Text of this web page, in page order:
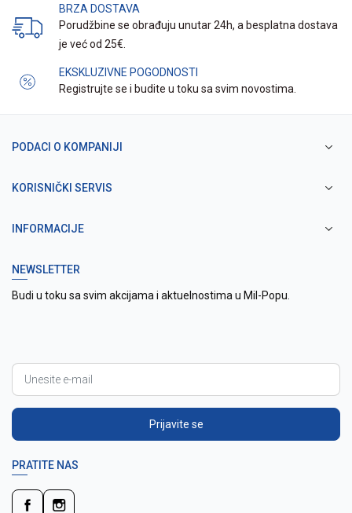
BRZA DOSTAVA
Porudžbine se obrađuju unutar 24h, a besplatna dostava
je već od 25€.
EKSKLUZIVNE POGODNOSTI
Registrujte se i budite u toku sa svim novostima.
PODACI O KOMPANIJI
KORISNIČKI SERVIS
INFORMACIJE
NEWSLETTER
Budi u toku sa svim akcijama i aktuelnostima u Mil-Popu.
Prijavite se
PRATITE NAS